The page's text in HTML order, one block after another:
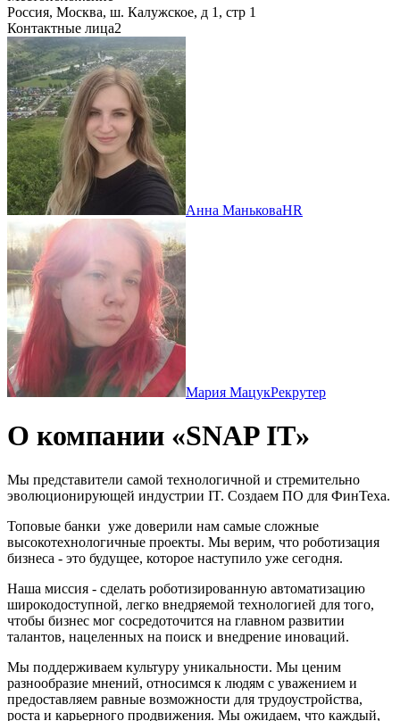
Россия, Москва, ш. Калужское, д 1, стр 1
Контактные лица2
Анна МаньковаHR
Мария МацукРекрутер
О компании «SNAP IT»
Мы представители самой технологичной и стремительно
эволюционирующей индустрии IT. Создаем ПО для ФинТеха.
Топовые банки уже доверили нам самые сложные
высокотехнологичные проекты. Мы верим, что роботизация
бизнеса - это будущее, которое наступило уже сегодня.
Наша миссия - сделать роботизированную автоматизацию
широкодоступной, легко внедряемой технологией для того,
чтобы бизнес мог сосредоточится на главном развитии
талантов, нацеленных на поиск и внедрение иноваций.
Мы поддерживаем культуру уникальности. Мы ценим
разнообразие мнений, относимся к людям с уважением и
предоставляем равные возможности для трудоустройства,
роста и карьерного продвижения. Мы ожидаем, что каждый,